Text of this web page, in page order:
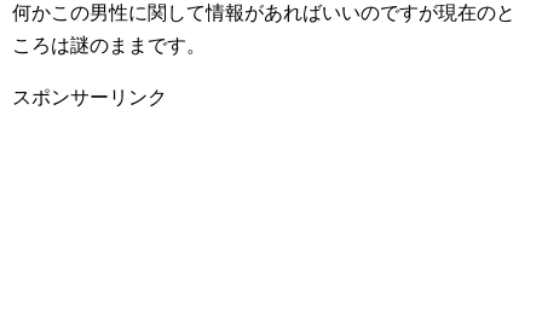
何かこの男性に関して情報があればいいのですが現在のと
ころは謎のままです。
スポンサーリンク